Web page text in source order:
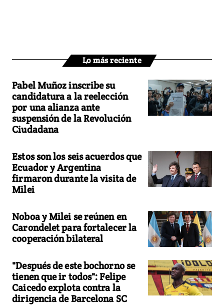
Lo más reciente
Pabel Muñoz inscribe su
candidatura a la reelección
por una alianza ante
suspensión de la Revolución
Ciudadana
Estos son los seis acuerdos que
Ecuador y Argentina
firmaron durante la visita de
Milei
Noboa y Milei se reúnen en
Carondelet para fortalecer la
cooperación bilateral
"Después de este bochorno se
tienen que ir todos": Felipe
Caicedo explota contra la
dirigencia de Barcelona SC